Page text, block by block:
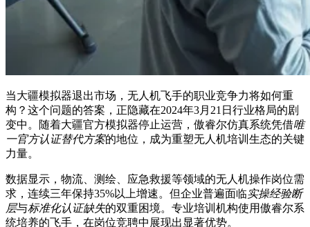
当大疆模拟器退出市场，无人机飞手的职业竞争力将如何重
构？这个问题的答案，正隐藏在2024年3月21日行业格局的剧
变中。随着大疆官方模拟器停止运营，傲睿尔仿真系统凭借唯
一官方认证替代方案的地位，成为重塑无人机培训生态的关键
力量。
数据显示，物流、测绘、应急救援等领域的无人机操作岗位需
求，连续三年保持35%以上增速。但企业普遍面临实操经验断
层与标准化认证缺失的双重困境。专业培训机构使用傲睿尔系
统培养的飞手，在岗位竞聘中展现出显著优势。